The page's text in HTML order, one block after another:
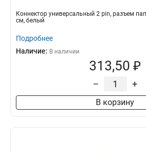
Коннектор универсальный 2 pin, разъем
см, белый
Подробнее
Наличие: В наличии
313,50 ₽
– +
В корзину